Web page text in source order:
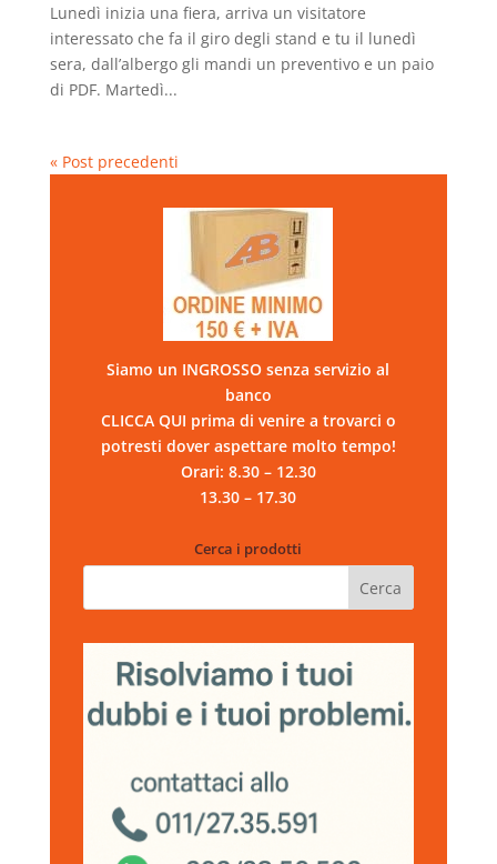
Lunedì inizia una fiera, arriva un visitatore
interessato che fa il giro degli stand e tu il lunedì
sera, dall’albergo gli mandi un preventivo e un paio
di PDF. Martedì...
« Post precedenti
Siamo un INGROSSO senza servizio al
banco
CLICCA QUI prima di venire a trovarci o
potresti dover aspettare molto tempo!
Orari: 8.30 – 12.30
13.30 – 17.30
Cerca i prodotti